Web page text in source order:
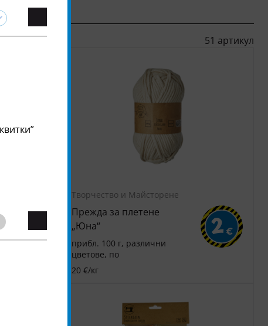
51 артикул
2 €
Творчество и Майсторене
Прежда за плетене
„Юна“
прибл. 100 г, различни
цветове, по
20 €/кг
2 €